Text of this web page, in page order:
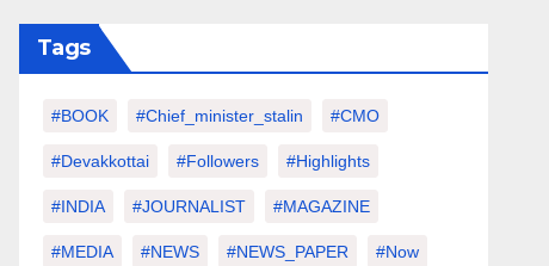
Tags
#BOOK #chief_minister_stalin #CMO
#devakkottai #followers #highlights
#INDIA #JOURNALIST #MAGAZINE
#MEDIA #NEWS #NEWS_PAPER #Now